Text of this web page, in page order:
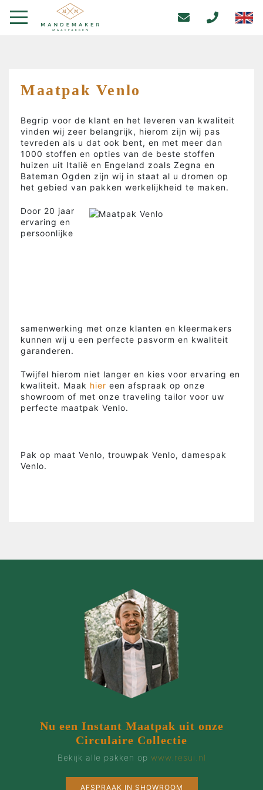
Maatpak Venlo
Begrip voor de klant en het leveren van kwaliteit
vinden wij zeer belangrijk, hierom zijn wij pas
tevreden als u dat ook bent, en met meer dan
1000 stoffen en opties van de beste stoffen
huizen uit Italië en Engeland zoals Zegna en
Bateman Ogden zijn wij in staat al u dromen op
het gebied van pakken werkelijkheid te maken.
Door 20 jaar
ervaring en
persoonlijke
samenwerking met onze klanten en kleermakers
kunnen wij u een perfecte pasvorm en kwaliteit
garanderen.
Twijfel hierom niet langer en kies voor ervaring en
kwaliteit. Maak hier een afspraak op onze
showroom of met onze traveling tailor voor uw
perfecte maatpak Venlo.
Pak op maat Venlo, trouwpak Venlo, damespak
Venlo.
Nu een Instant Maatpak uit onze
Circulaire Collectie
Bekijk alle pakken op www.resui.nl
AFSPRAAK IN SHOWROOM